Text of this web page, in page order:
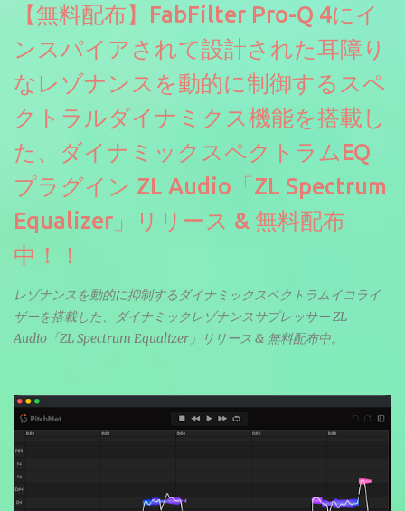
【無料配布】FabFilter Pro-Q 4にイ
ンスパイアされて設計された耳障り
なレゾナンスを動的に制御するスペ
クトラルダイナミクス機能を搭載し
た、ダイナミックスペクトラムEQ
プラグイン ZL Audio「ZL Spectrum
Equalizer」リリース & 無料配布
中！！
レゾナンスを動的に抑制するダイナミックスペクトラムイコライ
ザーを搭載した、ダイナミックレゾナンスサプレッサー ZL
Audio「ZL Spectrum Equalizer」リリース & 無料配布中。